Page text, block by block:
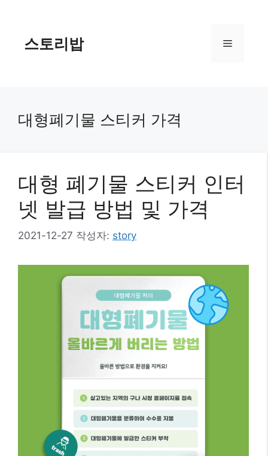
스토리밥 메
대형폐기물 스티커 가격
대형 폐기물 스티커 인터
넷 발급 방법 및 가격
2021-12-27 작성자: story